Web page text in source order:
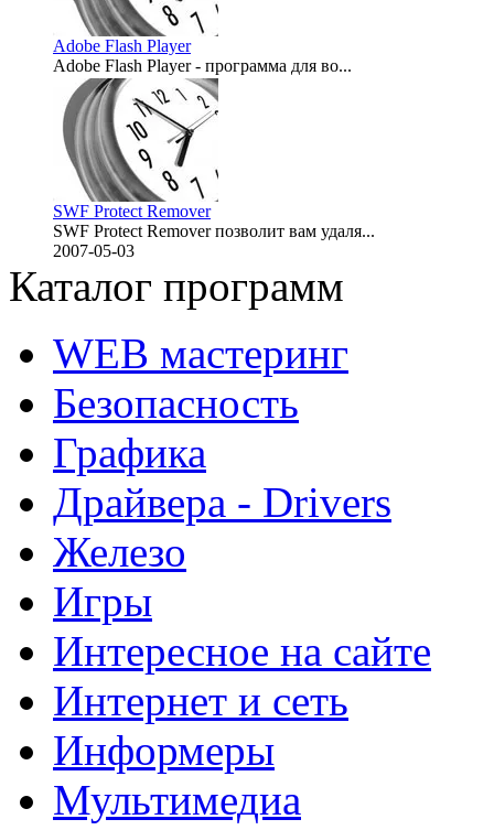
Adobe Flash Player
Adobe Flash Player - программа для во...
2007-11-01
SWF Protect Remover
SWF Protect Remover позволит вам удаля...
2007-05-03
Каталог программ
WEB мастеринг
Безопасность
Графика
Драйвера - Drivers
Железо
Игры
Интересное на сайте
Интернет и сеть
Информеры
Мультимедиа